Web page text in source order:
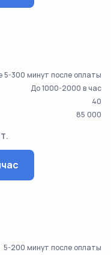
5-300 минут после оплаты
До 1000-2000 в час
40
85 000
5-200 минут после оплаты